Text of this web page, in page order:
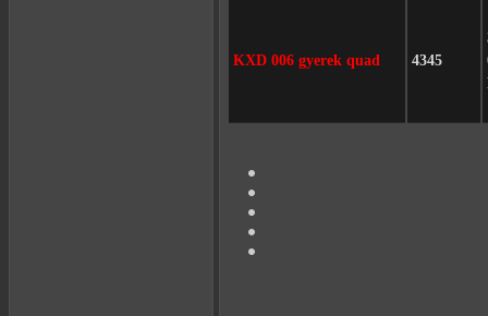
KXD 006 gyerek quad 4345